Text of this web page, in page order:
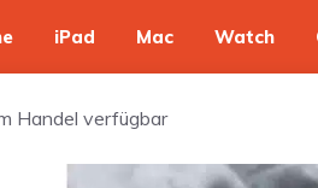
iPad Mac Watch
Handel verfügbar